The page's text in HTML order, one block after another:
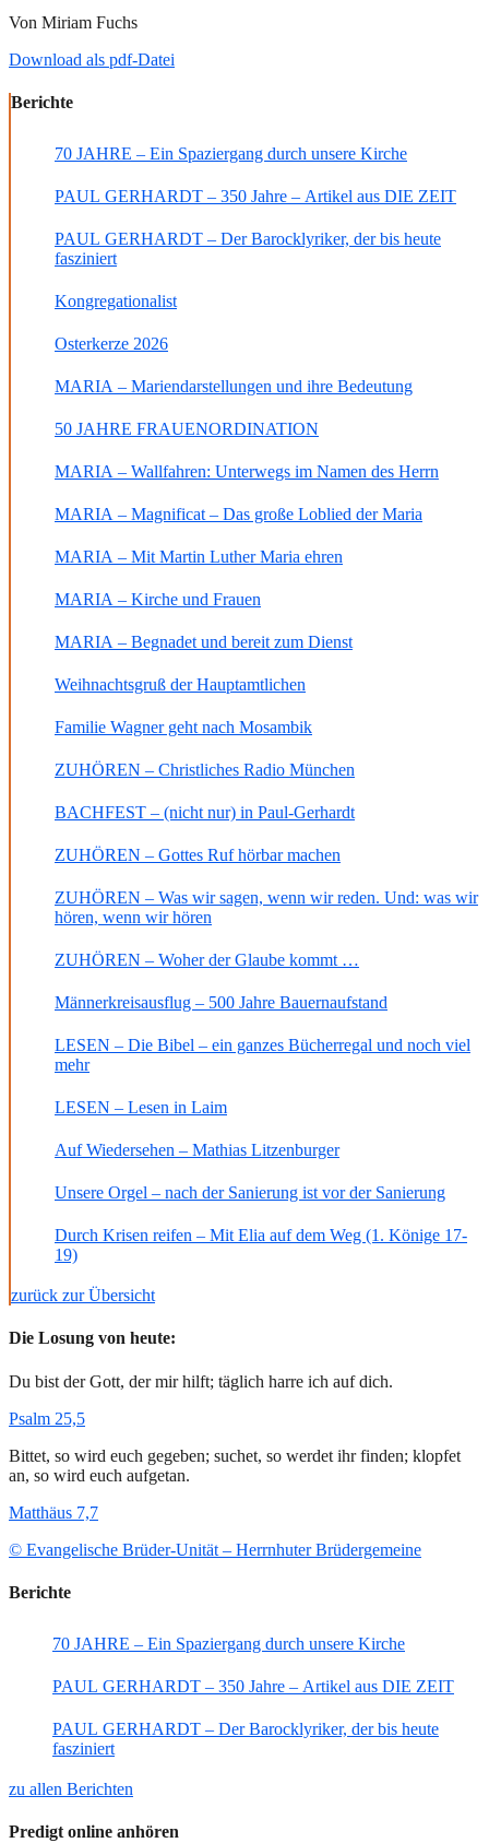
Von Miriam Fuchs
Download als pdf-Datei
Berichte
70 JAHRE – Ein Spaziergang durch unsere Kirche
PAUL GERHARDT – 350 Jahre – Artikel aus DIE ZEIT
PAUL GERHARDT – Der Barocklyriker, der bis heute
fasziniert
Kongregationalist
Osterkerze 2026
MARIA – Mariendarstellungen und ihre Bedeutung
50 JAHRE FRAUENORDINATION
MARIA – Wallfahren: Unterwegs im Namen des Herrn
MARIA – Magnificat – Das große Loblied der Maria
MARIA – Mit Martin Luther Maria ehren
MARIA – Kirche und Frauen
MARIA – Begnadet und bereit zum Dienst
Weihnachtsgruß der Hauptamtlichen
Familie Wagner geht nach Mosambik
ZUHÖREN – Christliches Radio München
BACHFEST – (nicht nur) in Paul-Gerhardt
ZUHÖREN – Gottes Ruf hörbar machen
ZUHÖREN – Was wir sagen, wenn wir reden. Und: was wir
hören, wenn wir hören
ZUHÖREN – Woher der Glaube kommt …
Männerkreisausflug – 500 Jahre Bauernaufstand
LESEN – Die Bibel – ein ganzes Bücherregal und noch viel
mehr
LESEN – Lesen in Laim
Auf Wiedersehen – Mathias Litzenburger
Unsere Orgel – nach der Sanierung ist vor der Sanierung
Durch Krisen reifen – Mit Elia auf dem Weg (1. Könige 17-
19)
zurück zur Übersicht
Die Losung von heute:
Du bist der Gott, der mir hilft; täglich harre ich auf dich.
Psalm 25,5
Bittet, so wird euch gegeben; suchet, so werdet ihr finden; klopfet
an, so wird euch aufgetan.
Matthäus 7,7
© Evangelische Brüder-Unität – Herrnhuter Brüdergemeine
Berichte
70 JAHRE – Ein Spaziergang durch unsere Kirche
PAUL GERHARDT – 350 Jahre – Artikel aus DIE ZEIT
PAUL GERHARDT – Der Barocklyriker, der bis heute
fasziniert
zu allen Berichten
Predigt online anhören